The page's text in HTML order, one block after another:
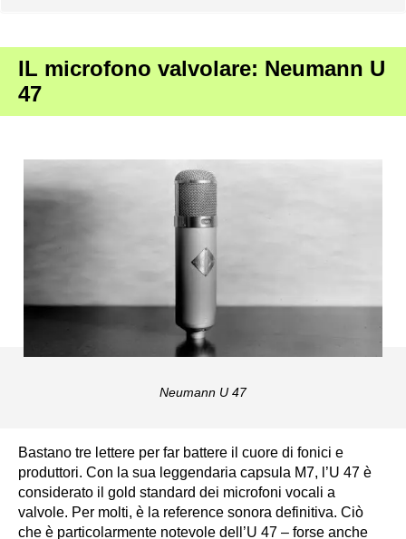
IL microfono valvolare: Neumann U
47
Neumann U 47
Bastano tre lettere per far battere il cuore di fonici e
produttori. Con la sua leggendaria capsula M7, l’U 47 è
considerato il gold standard dei microfoni vocali a
valvole. Per molti, è la reference sonora definitiva. Ciò
che è particolarmente notevole dell’U 47 – forse anche